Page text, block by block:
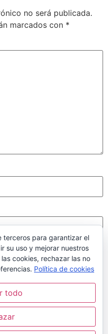
no será publicada.
marcados con *
y web en este
que comente.
terceros para garantizar el
su uso y mejorar nuestros
cookies, rechazar las no
Política de cookies
todo